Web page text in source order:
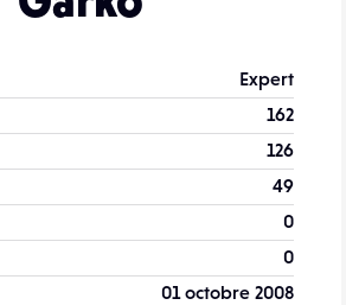
Expert
162
126
49
0
0
01 octobre 2008